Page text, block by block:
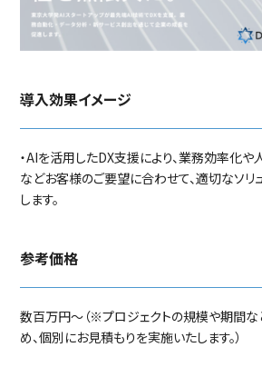
導入効果イメージ
・AIを活用したDX支援により、業務効率化
などお客様のご要望に合わせて、適切なソリ
します。
参考価格
数百万円～（※プロジェクトの規模や期間
め、個別にお見積もりを実施いたします。）